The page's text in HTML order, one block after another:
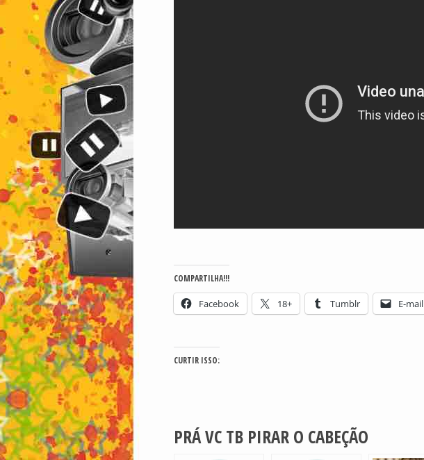
COMPARTILHA!!!
Facebook 18+ Tumblr E-mail
CURTIR ISSO:
PRÁ VC TB PIRAR O CABEÇÃO